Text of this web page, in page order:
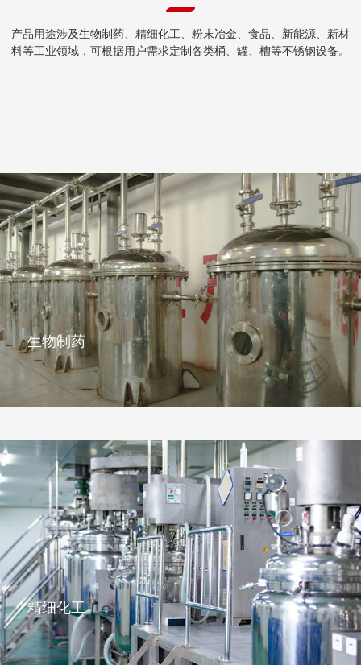
产品用途涉及生物制药、精细化工、粉末冶金、食品、新能源、新材
料等工业领域，可根据用户需求定制各类桶、罐、槽等不锈钢设备。
生物制药
精细化工